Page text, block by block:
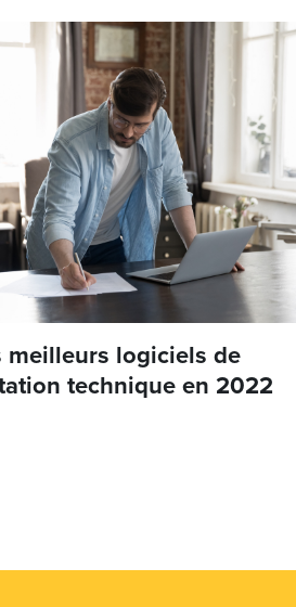
meilleurs logiciels de
technique en 2022